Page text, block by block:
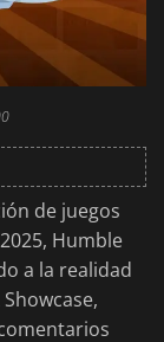
de juegos
Humble
a la realidad